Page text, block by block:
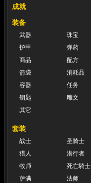
成就
装备
武器
珠宝
护甲
弹药
商品
配方
箭袋
消耗品
容器
任务
钥匙
雕文
其它
套装
战士
圣骑士
猎人
潜行者
牧师
死亡騎士
萨满
法师